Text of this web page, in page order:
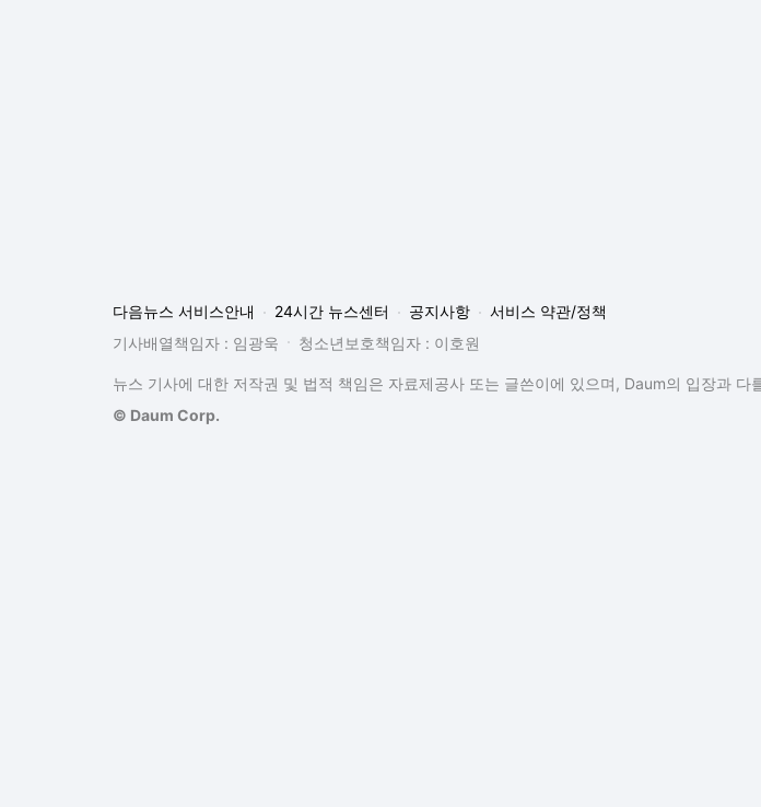
다음뉴스 서비스안내 24시간 뉴스센터 공지사항
서비스 약관/정책
기사배열책임자 : 임광욱
청소년보호책임자 : 이호원
뉴스 기사에 대한 저작권 및 법적 책임은 자료제공사 또는 글쓴이에 있으며, Daum의 입장과 다
© Daum Corp.